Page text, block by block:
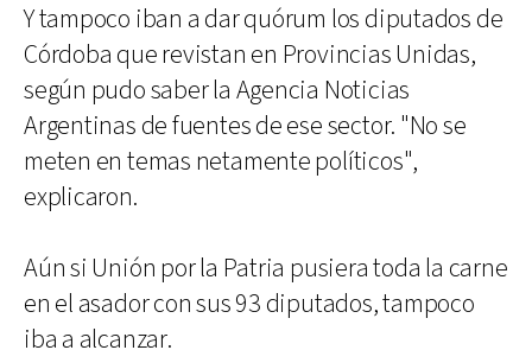
Y tampoco iban a dar quórum los diputados de
Córdoba que revistan en Provincias Unidas,
según pudo saber la Agencia Noticias
Argentinas de fuentes de ese sector. "No se
meten en temas netamente políticos",
explicaron.
Aún si Unión por la Patria pusiera toda la carne
en el asador con sus 93 diputados, tampoco
iba a alcanzar.